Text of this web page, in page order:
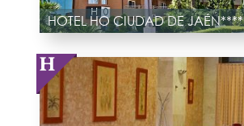
HOTEL HO CIUDAD DE JAÉN****